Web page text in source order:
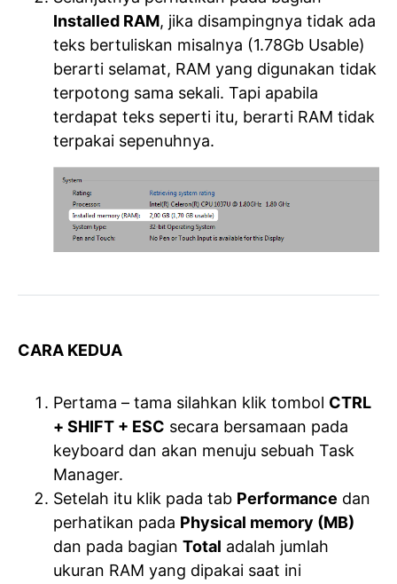
Installed RAM, jika disampingnya tidak ada
teks bertuliskan misalnya (1.78Gb Usable)
berarti selamat, RAM yang digunakan tidak
terpotong sama sekali. Tapi apabila
terdapat teks seperti itu, berarti RAM tidak
terpakai sepenuhnya.
CARA KEDUA
Pertama – tama silahkan klik tombol CTRL
+ SHIFT + ESC secara bersamaan pada
keyboard dan akan menuju sebuah Task
Manager.
Setelah itu klik pada tab Performance dan
perhatikan pada Physical memory (MB)
dan pada bagian Total adalah jumlah
ukuran RAM yang dipakai saat ini